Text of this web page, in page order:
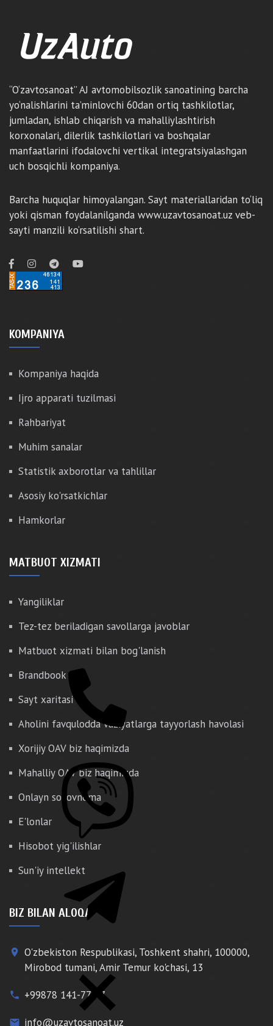
“O‘zavtosanoat” AJ avtomobilsozlik sanoatining barcha
yo‘nalishlarini ta’minlovchi 60dan ortiq tashkilotlar,
jumladan, ishlab chiqarish va mahalliylashtirish
korxonalari, dilerlik tashkilotlari va boshqalar
manfaatlarini ifodalovchi vertikal integratsiyalashgan
uch bosqichli kompaniya.
Barcha huquqlar himoyalangan. Sayt materiallaridan to‘liq
yoki qisman foydalanilganda www.uzavtosanoat.uz veb-
sayti manzili ko‘rsatilishi shart.
KOMPANIYA
Kompaniya haqida
Ijro apparati tuzilmasi
Rahbariyat
Muhim sanalar
Statistik axborotlar va tahlillar
Asosiy ko'rsatkichlar
Hamkorlar
MATBUOT XIZMATI
Yangiliklar
Tez-tez beriladigan savollarga javoblar
Matbuot xizmati bilan bog'lanish
Brandbook
Sayt xaritasi
Aholini favqulodda vaziyatlarga tayyorlash havolasi
Xorijiy OAV biz haqimizda
Mahalliy OAV biz haqimizda
Onlayn so'rovnoma
E'lonlar
Hisobot yig'ilishlar
Sun'iy intellekt
BIZ BILAN ALOQA
place O'zbekiston Respublikasi, Toshkent shahri, 100000,
Mirobod tumani, Amir Temur ko'chasi, 13
phone +99878 141-77-77
email info@uzavtosanoat.uz